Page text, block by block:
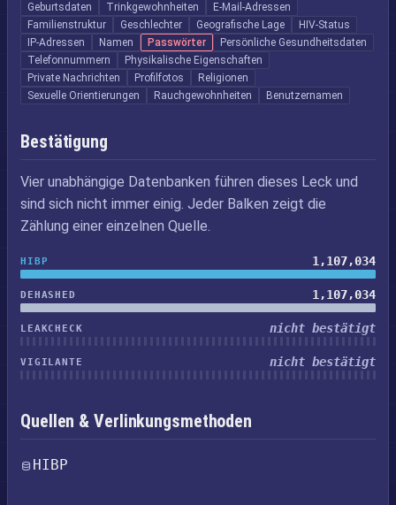
Geburtsdaten Trinkgewohnheiten
E-Mail-Adressen
Familienstruktur
Geschlechter Geografische Lage
HIV-Status
IP-Adressen
Namen Passwörter
Persönliche Gesundheitsdaten
Telefonnummern
Physikalische Eigenschaften
Private Nachrichten
Profilfotos
Religionen
Sexuelle Orientierungen
Rauchgewohnheiten Benutzernamen
Bestätigung
Vier unabhängige Datenbanken führen dieses Leck und
sind sich nicht immer einig. Jeder Balken zeigt die
Zählung einer einzelnen Quelle.
HIBP 1,107,034
DEHASHED 1,107,034
LEAKCHECK nicht bestätigt
VIGILANTE nicht bestätigt
Quellen & Verlinkungsmethoden
HIBP